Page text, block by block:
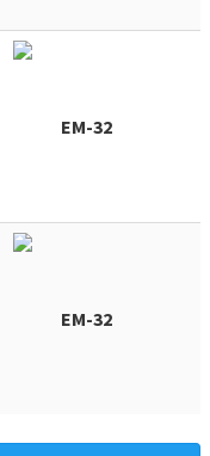
EM-32
EM-32